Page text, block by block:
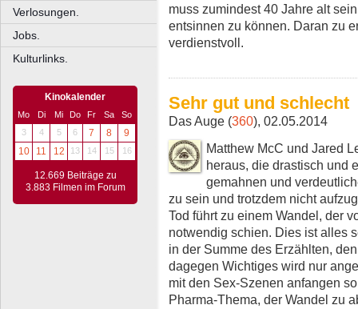
Verlosungen.
Jobs.
Kulturlinks.
Kinokalender
Mo Di Mi Do Fr Sa
So
3
4 5 6 7 8
9
10
11 12 13 14 15 16
12.669 Beiträge zu
3.883 Filmen im Forum
muss zumindest 40 Jahre alt
entsinnen zu können. Daran zu
verdienstvoll.
Sehr gut und schlecht
Das Auge (360), 02.05.2014
Matthew McC und Jared
heraus, die drastisch und
gemahnen und
zu sein und trotzdem nicht
Tod führt zu einem Wandel, der
notwendig schien. Dies ist alles
in der Summe des Erzählten,
dagegen Wichtiges wird nur
mit den Sex-Szenen anfangen
Pharma-Thema, der Wandel zu